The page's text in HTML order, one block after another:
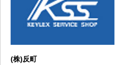
(株)反町